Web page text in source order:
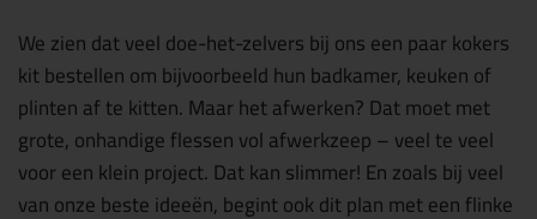
We zien dat veel doe-het-zelvers bij ons een paar kokers
kit bestellen om bijvoorbeeld hun badkamer, keuken of
plinten af te kitten. Maar het afwerken? Dat moet met
grote, onhandige flessen vol afwerkzeep – veel te veel
voor een klein project. Dat kan slimmer! En zoals bij veel
van onze beste ideeën, begint ook dit plan met een flinke